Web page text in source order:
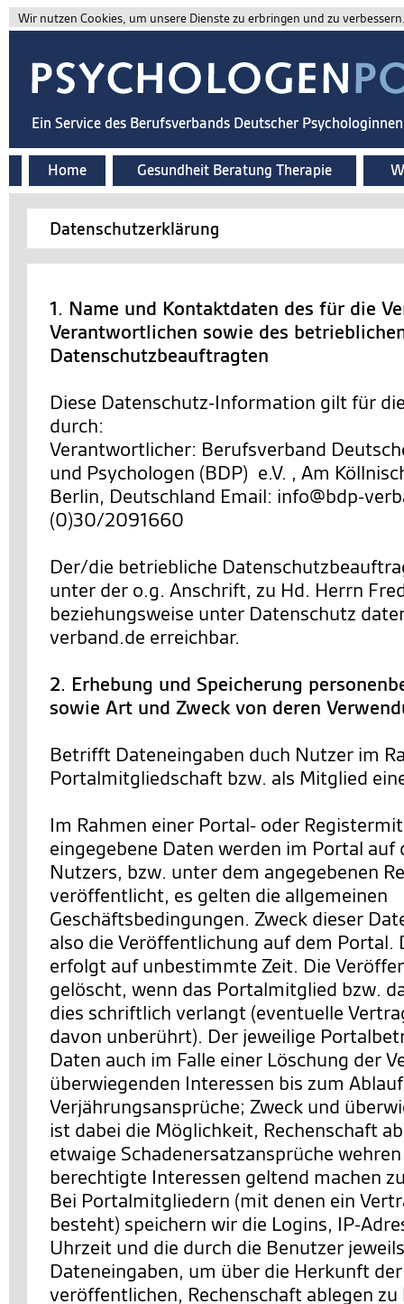
Wir nutzen Cookies, um unsere Dienste zu erbringen und zu
Ein Service des Berufsverbands Deutscher
Home Gesundheit Beratung Therapie
Datenschutzerklärung
1. Name und Kontaktdaten des für die
Verantwortlichen sowie des
Datenschutzbeauftragten
Diese Datenschutz-Information gilt für
durch:
Verantwortlicher: Berufsverband
und Psychologen (BDP) e.V. , Am
Berlin, Deutschland Email: info@bdp-
(0)30/2091660
Der/die betriebliche
unter der o.g. Anschrift, zu Hd. Herrn
beziehungsweise unter Datenschutz
verband.de erreichbar.
2. Erhebung und Speicherung
sowie Art und Zweck von deren
Betrifft Dateneingaben duch Nutzer im
Portalmitgliedschaft bzw. als Mitglied
Im Rahmen einer Portal- oder
eingegebene Daten werden im Portal auf
Nutzers, bzw. unter dem angegebenen
veröffentlicht, es gelten die allgemeinen
Geschäftsbedingungen. Zweck dieser
also die Veröffentlichung auf dem Portal.
erfolgt auf unbestimmte Zeit. Die
gelöscht, wenn das Portalmitglied bzw.
dies schriftlich verlangt (eventuelle
davon unberührt). Der jeweilige
Daten auch im Falle einer Löschung der
überwiegenden Interessen bis zum
Verjährungsansprüche; Zweck und
ist dabei die Möglichkeit, Rechenschaft
etwaige Schadenersatzansprüche
berechtigte Interessen geltend machen
Bei Portalmitgliedern (mit denen ein
besteht) speichern wir die Logins, IP-
Uhrzeit und die durch die Benutzer
Dateneingaben, um über die Herkunft
veröffentlichen, Rechenschaft ablegen zu